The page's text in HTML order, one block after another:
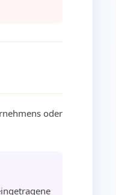
oder